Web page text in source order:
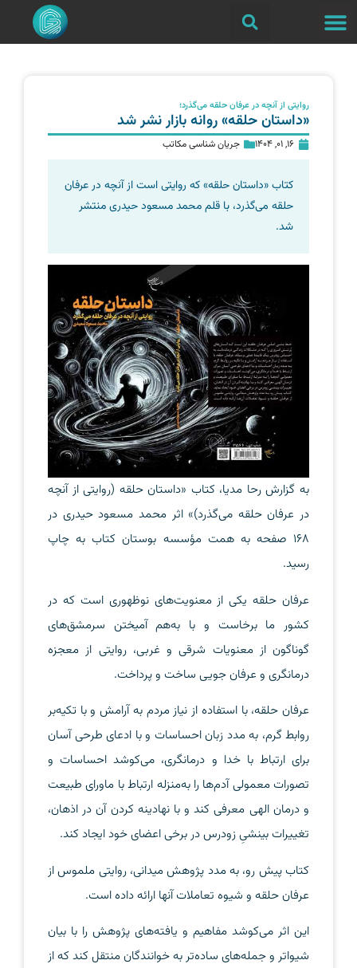
روایتی از آنچه در عرفان حلقه می‌گذرد؛
«داستان حلقه» روانه بازار نشر شد
16, 01, 1404 جریان شناسی مکاتب
کتاب «داستان حلقه» که روایتی است از آنچه در عرفان
حلقه می‌گذرد، با قلم محمد مسعود حیدری منتشر
شد.
به گزارش رحا مدیا، کتاب «داستان حلقه (روایتی از آنچه
در عرفان حلقه می‌گذرد)» اثر محمد مسعود حیدری در
۱۶۸ صفحه به همت مؤسسه بوستان کتاب به چاپ
رسید.
عرفان حلقه یکی از معنویت‌های نوظهوری است که در
کشور ما برخاست و با به‌هم آمیختن سرمشق‌های
گوناگون از معنویات شرقی و غربی، روایتی از معجزه
درمانگری و عرفان جویی ساخت و پرداخت.
عرفان حلقه، با استفاده از نیاز مردم به آرامش و با تکیه‌بر
روابط گرم، به مدد زبان احساسات و با ادعای طرحی آسان
برای ارتباط با خدا و درمانگری، می‌کوشد احساسات و
تصورات معمولی آدم‌ها را به‌منزله ارتباط با ماورای طبیعت
و درمان الهی معرفی کند و با نهادینه کردن آن در اذهان،
تغییرات بینشیِ زودرس در برخی اعضای خود ایجاد کند.
کتاب پیش رو، به مدد پژوهش میدانی، روایتی ملموس از
عرفان حلقه و شیوه تعاملات آنها ارائه داده است.
این اثر می‌کوشد مفاهیم و یافته‌های پژوهش را با بیان
شیواتر و جمله‌های ساده‌تر به خوانندگان منتقل کند که از